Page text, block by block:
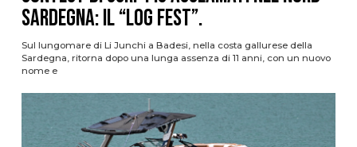
Sardegna: il “Log Fest”.
Sul lungomare di Li Junchi a Badesi, nella costa gallurese della
Sardegna, ritorna dopo una lunga assenza di 11 anni, con un nuovo
nome e